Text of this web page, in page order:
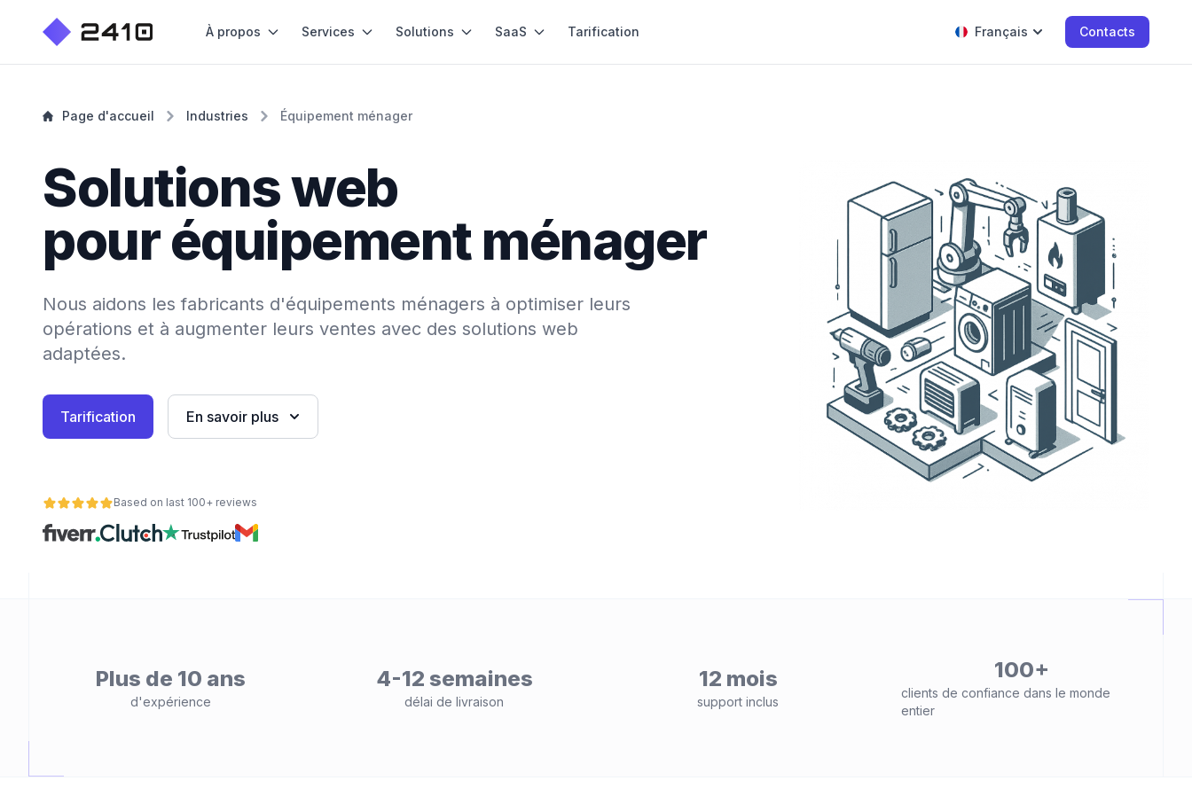
À propos Services Solutions SaaS Tarification Français Contacts
Page d'accueil Industries Équipement ménager
Solutions web
pour équipement ménager
Nous aidons les fabricants d'équipements ménagers à optimiser leurs
opérations et à augmenter leurs ventes avec des solutions web
adaptées.
Tarification En savoir plus
Based on last 100+ reviews
Plus de 10 ans
d'expérience
4-12 semaines
délai de livraison
12 mois
support inclus
100+
clients de confiance dans le monde
entier